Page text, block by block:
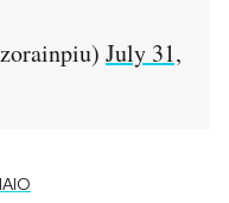
July 31,